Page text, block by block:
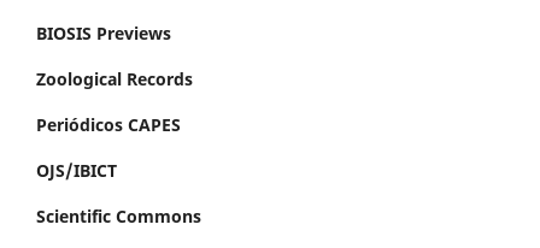
BIOSIS Previews
Zoological Records
Periódicos CAPES
OJS/IBICT
Scientific Commons